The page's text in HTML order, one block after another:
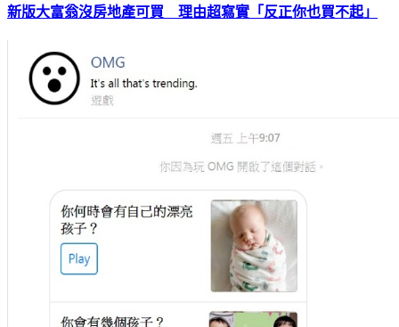
新版大富翁沒房地產可買 理由超寫實「反正你也買不起」